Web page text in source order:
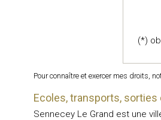
(*)
Pour connaître et exercer mes droits,
Ecoles, transports, sorties
Sennecey Le Grand est une